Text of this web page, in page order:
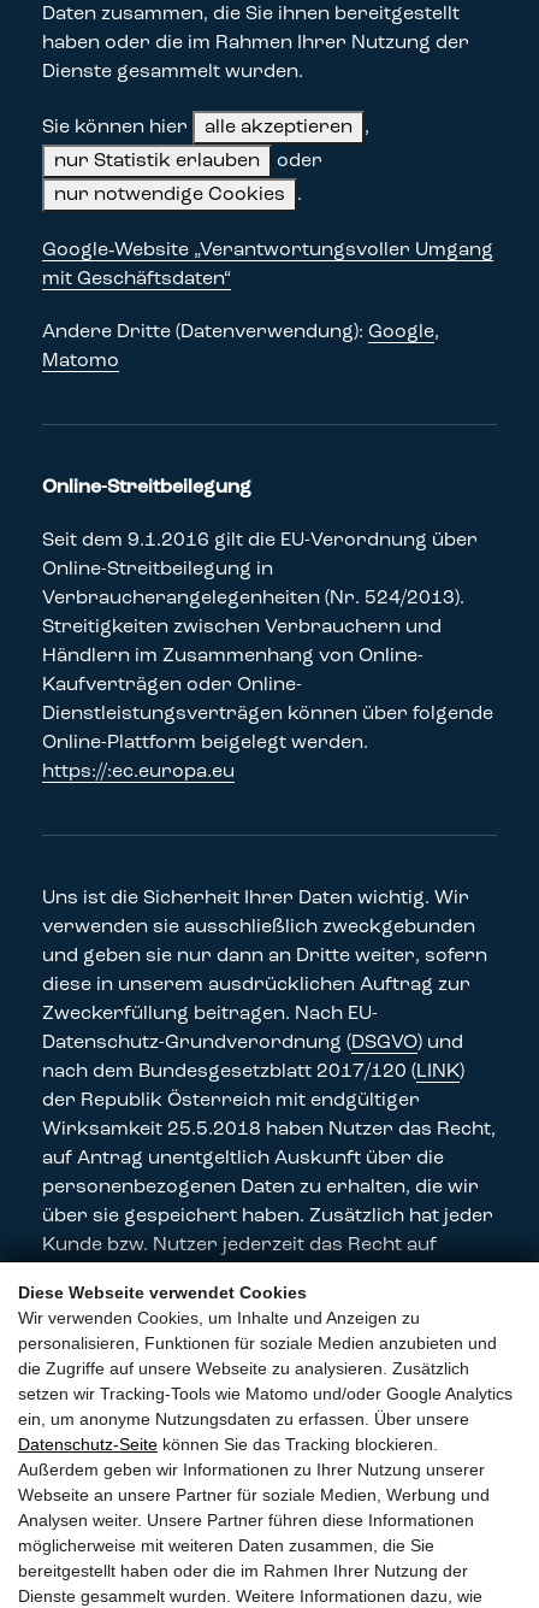
Diese Webseite verwendet Cookies
Wir verwenden Cookies, um Inhalte und Anzeigen zu
personalisieren, Funktionen für soziale Medien anzubieten und
die Zugriffe auf unsere Webseite zu analysieren. Zusätzlich
setzen wir Tracking-Tools wie Matomo und/oder Google Analytics
ein, um anonyme Nutzungsdaten zu erfassen. Über unsere
Datenschutz-Seite können Sie das Tracking blockieren.
Außerdem geben wir Informationen zu Ihrer Nutzung unserer
Webseite an unsere Partner für soziale Medien, Werbung und
Analysen weiter. Unsere Partner führen diese Informationen
möglicherweise mit weiteren Daten zusammen, die Sie
bereitgestellt haben oder die im Rahmen Ihrer Nutzung der
Dienste gesammelt wurden. Weitere Informationen dazu, wie
Daten zusammen, die Sie ihnen bereitgestellt
haben oder die im Rahmen Ihrer Nutzung der
Dienste gesammelt wurden.
Sie können hier alle akzeptieren
,
nur Statistik erlauben
oder
nur notwendige Cookies
.
Google‑Website „Verantwortungsvoller Umgang
mit Geschäftsdaten“
Andere Dritte (Datenverwendung): Google,
Matomo
Online-Streitbeilegung
Seit dem 9.1.2016 gilt die EU-Verordnung über
Online-Streitbeilegung in
Verbraucherangelegenheiten (Nr. 524/2013).
Streitigkeiten zwischen Verbrauchern und
Händlern im Zusammenhang von Online-
Kaufverträgen oder Online-
Dienstleistungsverträgen können über folgende
Online-Plattform beigelegt werden.
https://:ec.europa.eu
Uns ist die Sicherheit Ihrer Daten wichtig. Wir
verwenden sie ausschließlich zweckgebunden
und geben sie nur dann an Dritte weiter, sofern
diese in unserem ausdrücklichen Auftrag zur
Zweckerfüllung beitragen. Nach EU-
Datenschutz-Grundverordnung (DSGVO) und
nach dem Bundesgesetzblatt 2017/120 (LINK)
der Republik Österreich mit endgültiger
Wirksamkeit 25.5.2018 haben Nutzer das Recht,
auf Antrag unentgeltlich Auskunft über die
personenbezogenen Daten zu erhalten, die wir
über sie gespeichert haben. Zusätzlich hat jeder
Kunde bzw. Nutzer jederzeit das Recht auf
Löschung seiner personenbezogene Daten,
soweit dem keine gesetzliche Aufbewahrungs-
oder Meldepflichtpflicht entgegensteht.
DOPPLINGER & DOPPLINGER GMBH
Frankgasse 6/DG